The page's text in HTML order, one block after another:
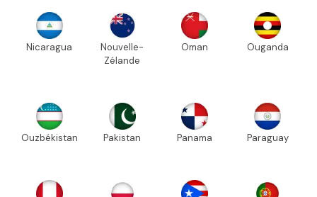
Nicaragua
Nouvelle-
Zélande
Oman Ouganda
Ouzbékistan Pakistan Panama Paraguay